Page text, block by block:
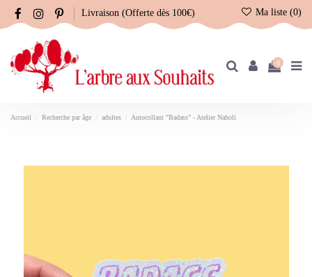
Livraison (Offerte dès 100€) Ma liste (0)
0
Accueil Recherche par âge adultes Autocollant "Badass" - Atelier Naholi